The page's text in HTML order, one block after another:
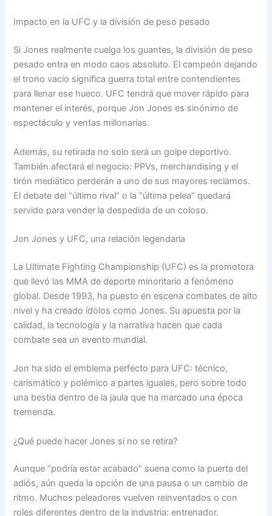
Impacto en la UFC y la división de peso pesado
Si Jones realmente cuelga los guantes, la división de peso
pesado entra en modo caos absoluto. El campeón dejando
el trono vacío significa guerra total entre contendientes
para llenar ese hueco. UFC tendrá que mover rápido para
mantener el interés, porque Jon Jones es sinónimo de
espectáculo y ventas millonarias.
Además, su retirada no solo será un golpe deportivo.
También afectará el negocio: PPVs, merchandising y el
tirón mediático perderán a uno de sus mayores reclamos.
El debate del “último rival” o la “última pelea” quedará
servido para vender la despedida de un coloso.
Jon Jones y UFC, una relación legendaria
La Ultimate Fighting Championship (UFC) es la promotora
que llevó las MMA de deporte minoritario a fenómeno
global. Desde 1993, ha puesto en escena combates de alto
nivel y ha creado ídolos como Jones. Su apuesta por la
calidad, la tecnología y la narrativa hacen que cada
combate sea un evento mundial.
Jon ha sido el emblema perfecto para UFC: técnico,
carismático y polémico a partes iguales, pero sobre todo
una bestia dentro de la jaula que ha marcado una época
tremenda.
¿Qué puede hacer Jones si no se retira?
Aunque “podría estar acabado” suena como la puerta del
adiós, aún queda la opción de una pausa o un cambio de
ritmo. Muchos peleadores vuelven reinventados o con
roles diferentes dentro de la industria: entrenador,